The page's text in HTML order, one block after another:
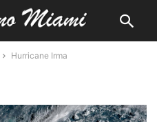
Hurricane Irma